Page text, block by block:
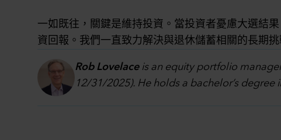
一如既往，關鍵是維持投資。當投資者憂慮大選結
資回報。我們一直致力解決與退休儲蓄相關的長期
Rob Lovelaceis an equity portfolio
12/31/2025). He holds a bachelor’s